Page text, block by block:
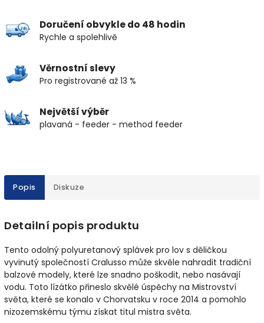
Doručení obvykle do 48 hodin
Rychle a spolehlivě
Věrnostní slevy
Pro registrované až 13 %
Největší výběr
plavaná - feeder - method feeder
Popis Diskuze
Detailní popis produktu
Tento odolný polyuretanový splávek pro lov s děličkou
vyvinutý společností Cralusso může skvěle nahradit tradiční
balzové modely, které lze snadno poškodit, nebo nasávají
vodu. Toto lízátko přineslo skvělé úspěchy na Mistrovství
světa, které se konalo v Chorvatsku v roce 2014 a pomohlo
nizozemskému týmu získat titul mistra světa.